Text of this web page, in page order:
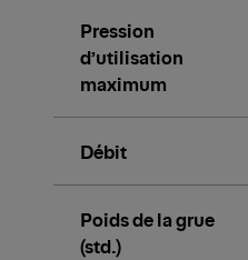
Pression
d’utilisation
maximum
Débit
Poids de la grue
(std.)